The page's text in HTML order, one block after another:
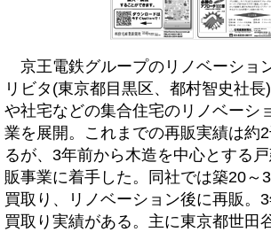
京王電鉄グループのリノベーショ
リビタ(東京都目黒区、都村智史社
や社宅などの集合住宅のリノベーシ
業を展開。これまでの再販実績は約
るが、3年前から木造を中心とする
販事業に着手した。同社では築20～
買取り、リノベーション後に再販。
買取り実績がある。主に東京都世田